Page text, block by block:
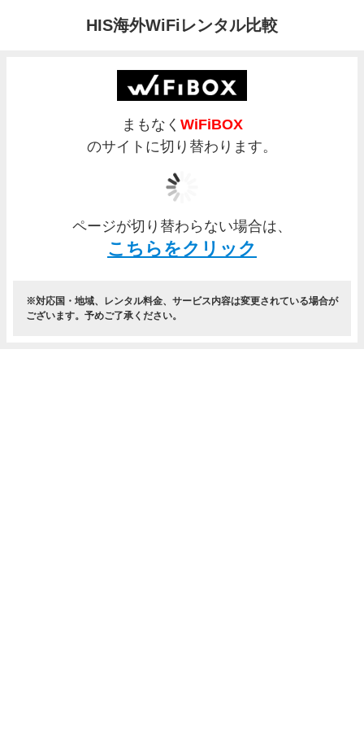
HIS海外WiFiレンタル比較
まもなく WiFiBOX
のサイトに切り替わります。
ページが切り替わらない場合は、
こちらをクリック
対応国・地域、レンタル料金、サービス内容は変更されている場合が
ございます。予めご了承ください。